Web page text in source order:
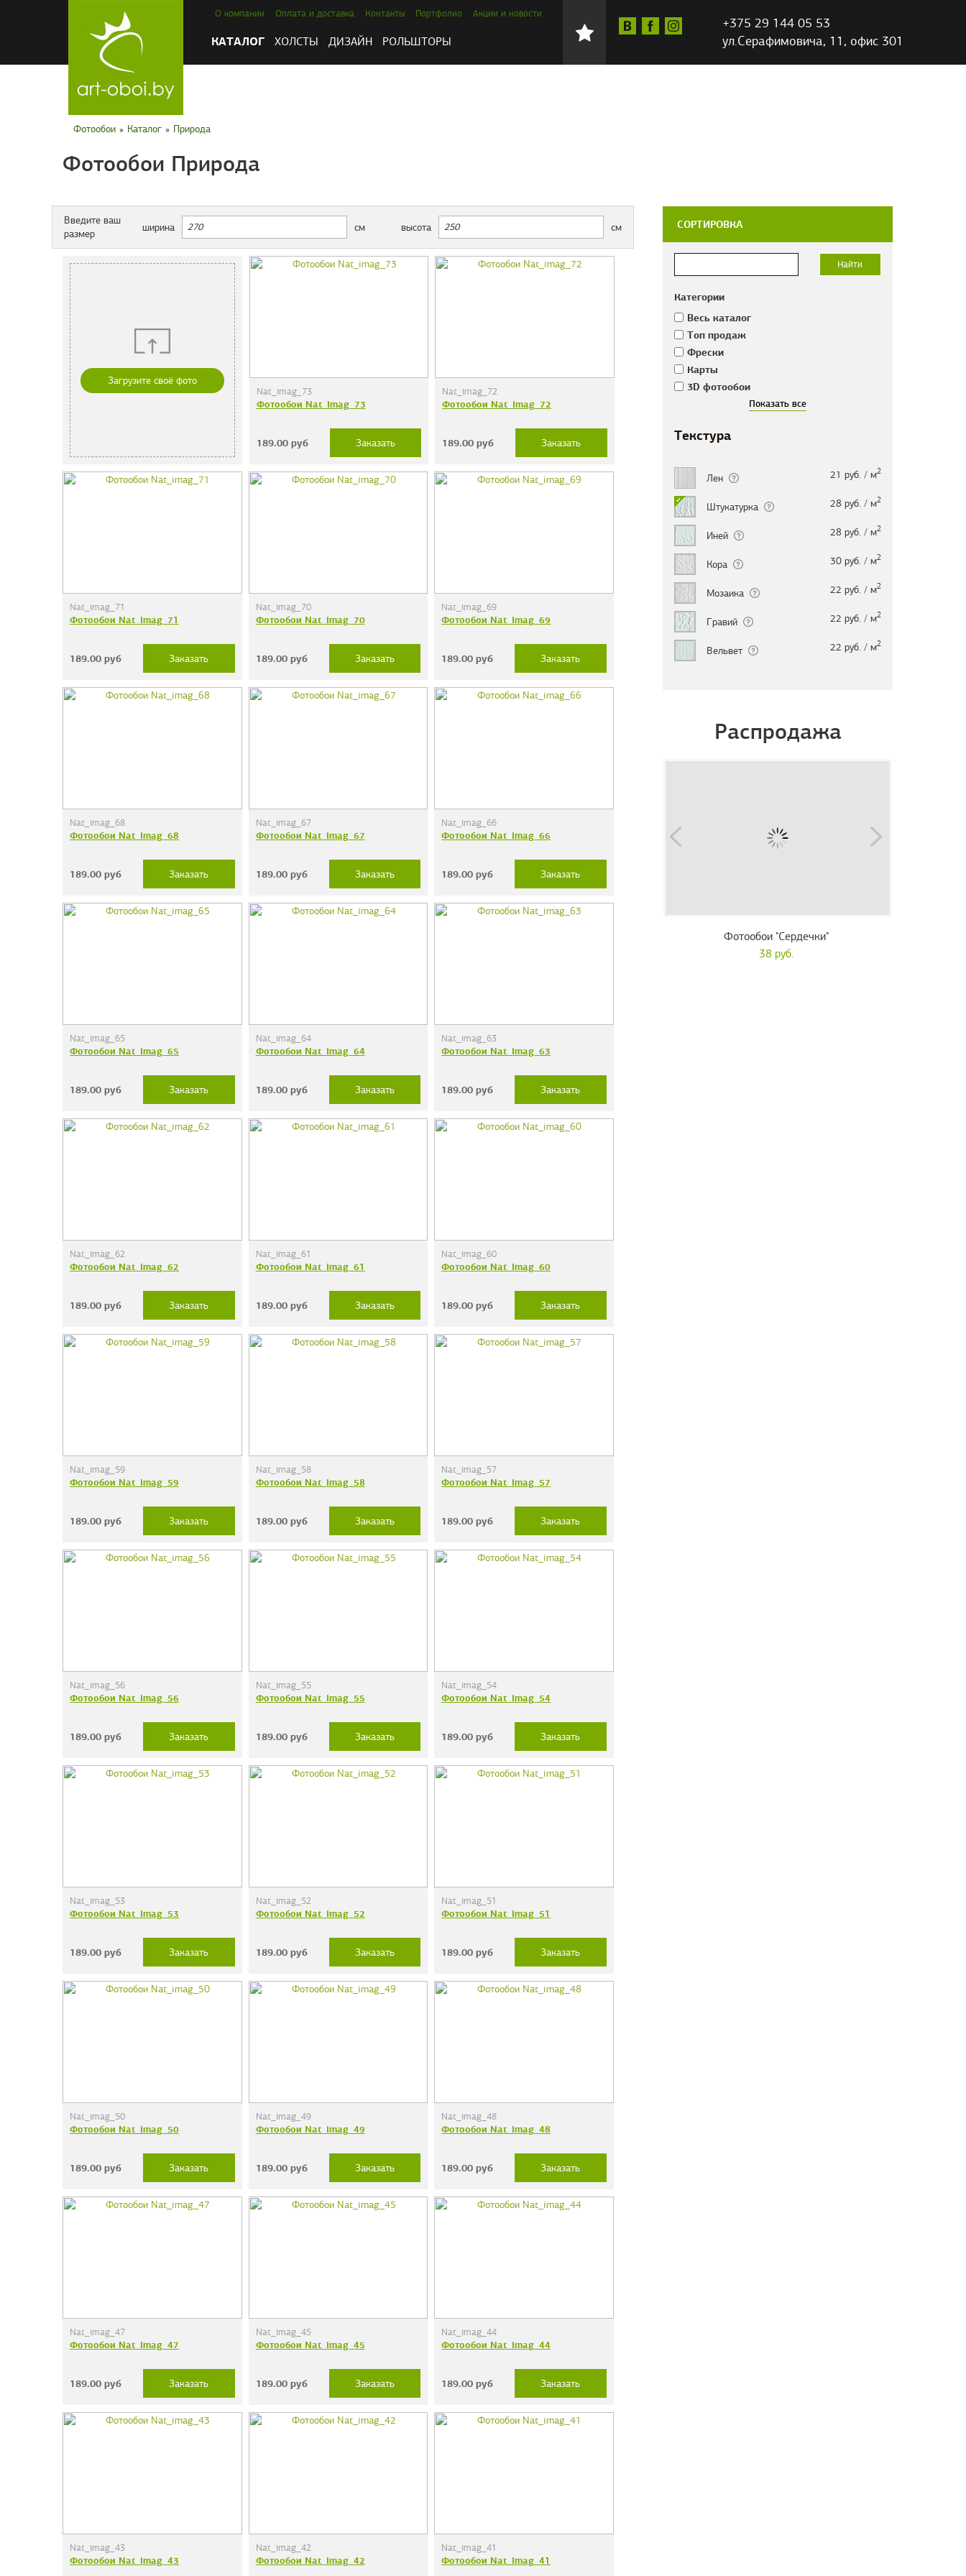
+375 29 144 05 53
ул.Серафимовича, 11, офис 301
О компании Оплата и доставка Контакты Портфолио Акции и новости
КАТАЛОГ ХОЛСТЫ ДИЗАЙН РОЛЬШТОРЫ
Фотообои » Каталог » Природа
Фотообои Природа
Введите ваш
размер
ширина см высота см
Загрузите своё фото
Nat_imag_73
Фотообои Nat_imag_73
189.00руб Заказать
Nat_imag_72
Фотообои Nat_imag_72
189.00 руб Заказать
Nat_imag_71
Фотообои Nat_imag_71
189.00руб Заказать
Nat_imag_70
Фотообои Nat_imag_70
189.00руб Заказать
Nat_imag_69
Фотообои Nat_imag_69
189.00 руб Заказать
Nat_imag_68
Фотообои Nat_imag_68
189.00руб Заказать
Nat_imag_67
Фотообои Nat_imag_67
189.00руб Заказать
Nat_imag_66
Фотообои Nat_imag_66
189.00 руб Заказать
Nat_imag_65
Фотообои Nat_imag_65
189.00руб Заказать
Nat_imag_64
Фотообои Nat_imag_64
189.00руб Заказать
Nat_imag_63
Фотообои Nat_imag_63
189.00 руб Заказать
Nat_imag_62
Фотообои Nat_imag_62
189.00руб Заказать
Nat_imag_61
Фотообои Nat_imag_61
189.00руб Заказать
Nat_imag_60
Фотообои Nat_imag_60
189.00 руб Заказать
Nat_imag_59
Фотообои Nat_imag_59
189.00руб Заказать
Nat_imag_58
Фотообои Nat_imag_58
189.00руб Заказать
Nat_imag_57
Фотообои Nat_imag_57
189.00 руб Заказать
Nat_imag_56
Фотообои Nat_imag_56
189.00руб Заказать
Nat_imag_55
Фотообои Nat_imag_55
189.00руб Заказать
Nat_imag_54
Фотообои Nat_imag_54
189.00 руб Заказать
Nat_imag_53
Фотообои Nat_imag_53
189.00руб Заказать
Nat_imag_52
Фотообои Nat_imag_52
189.00руб Заказать
Nat_imag_51
Фотообои Nat_imag_51
189.00 руб Заказать
Nat_imag_50
Фотообои Nat_imag_50
189.00руб Заказать
Nat_imag_49
Фотообои Nat_imag_49
189.00руб Заказать
Nat_imag_48
Фотообои Nat_imag_48
189.00 руб Заказать
Nat_imag_47
Фотообои Nat_imag_47
189.00руб Заказать
Nat_imag_45
Фотообои Nat_imag_45
189.00руб Заказать
Nat_imag_44
Фотообои Nat_imag_44
189.00 руб Заказать
Nat_imag_43
Фотообои Nat_imag_43
Nat_imag_42
Фотообои Nat_imag_42
Nat_imag_41
Фотообои Nat_imag_41
СОРТИРОВКА
Категории
Весь каталог
Tоп продаж
Фрески
Карты
3D фотообои
Текстура
Лен 21 руб. / м2
Штукатурка 28 руб. / м2
Иней 28 руб. / м2
Кора 30 руб. / м2
Мозаика 22 руб. / м2
Гравий 22 руб. / м2
Вельвет 22 руб. / м2
Распродажа
Фотообои "Сердечки"
38 руб.